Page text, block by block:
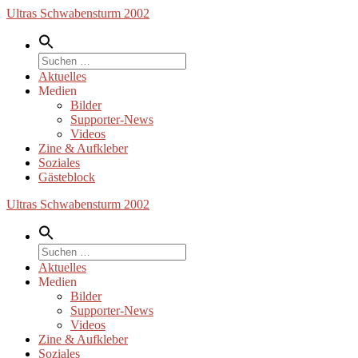
Zum
springen
Ultras Schwabensturm 2002
Suche
nach:
Aktuelles
Medien
Bilder
Supporter-News
Videos
Zine & Aufkleber
Soziales
Gästeblock
Ultras Schwabensturm 2002
Suche
nach:
Aktuelles
Medien
Bilder
Supporter-News
Videos
Zine & Aufkleber
Soziales